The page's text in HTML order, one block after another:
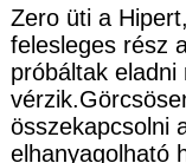
Zero üti a
felesleges rész
próbáltak
összekapcsolni
elhanyagolható